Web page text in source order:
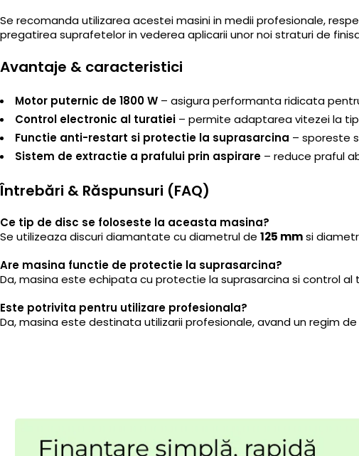
Se recomanda utilizarea acestei masini in medii profesionale,
pregatirea suprafetelor in vederea aplicarii unor noi straturi de
Avantaje & caracteristici
Motor puternic de 1800 W – asigura performanta ridicata
Control electronic al turatiei – permite adaptarea vitezei la
Functie anti-restart si protectie la suprasarcina – sporeste
Sistem de extractie a prafului prin aspirare – reduce praful
Întrebări & Răspunsuri (FAQ)
Ce tip de disc se foloseste la aceasta masina?
Se utilizeaza discuri diamantate cu diametrul de 125 mmsi
Are masina functie de protectie la suprasarcina?
Da, masina este echipata cu protectie la suprasarcina si control
Este potrivita pentru utilizare profesionala?
Da, masina este destinata utilizarii profesionale, avand un regim